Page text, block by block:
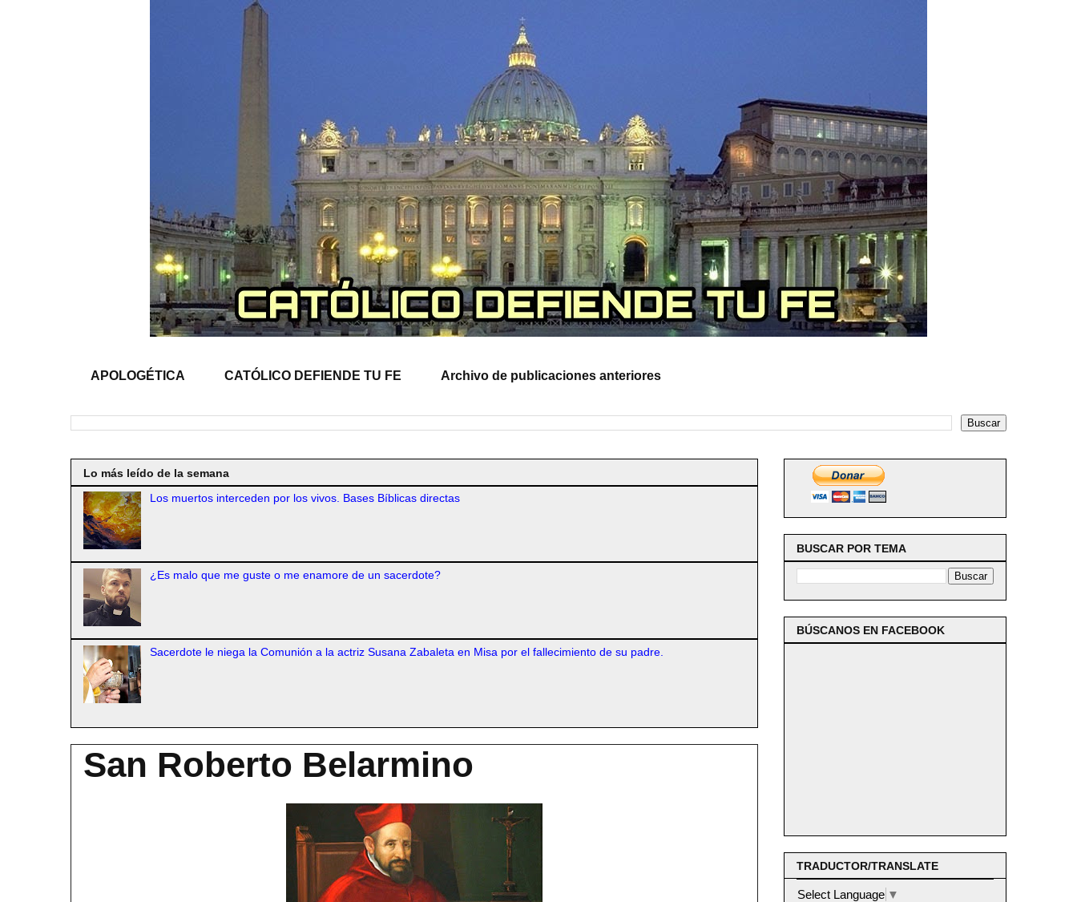
APOLOGÉTICA CATÓLICO DEFIENDE TU FE Archivo de publicaciones anteriores
Lo más leído de la semana
Los muertos interceden por los vivos. Bases Bíblicas directas
¿Es malo que me guste o me enamore de un sacerdote?
Sacerdote le niega la Comunión a la actriz Susana Zabaleta en Misa por el fallecimiento de su padre.
San Roberto Belarmino
BUSCAR POR TEMA
BÚSCANOS EN FACEBOOK
TRADUCTOR/TRANSLATE
Select Language ▼